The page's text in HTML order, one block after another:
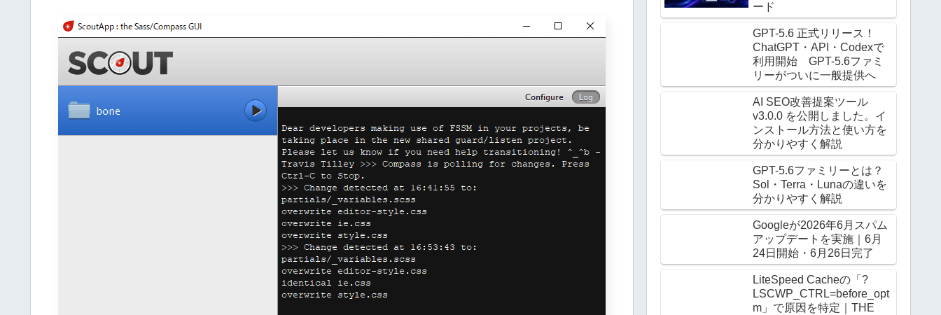
ード
GPT-5.6 正式リリース！
ChatGPT・API・Codexで
利用開始 GPT-5.6ファミ
リーがついに一般提供へ
AI SEO改善提案ツール
v3.0.0 を公開しました。イ
ンストール方法と使い方を
分かりやすく解説
GPT-5.6ファミリーとは？
Sol・Terra・Lunaの違いを
分かりやすく解説
Googleが2026年6月スパム
アップデートを実施｜6月
24日開始・6月26日完了
LiteSpeed Cacheの「?
LSCWP_CTRL=before_opt
m」で原因を特定｜THE